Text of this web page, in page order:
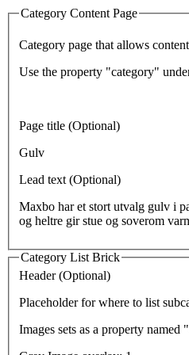
Category Content Page
Category page that allows
Use the property "category"
Page title (Optional)
Gulv
Lead text (Optional)
Maxbo har et stort utvalg gulv i
og heltre gir stue og soverom
Category List Brick
Header (Optional)
Placeholder for where to list
Images sets as a property